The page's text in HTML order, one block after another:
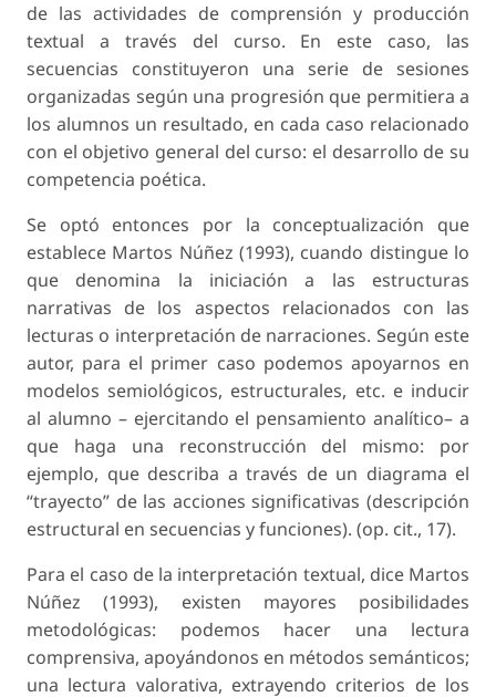
de las actividades de comprensión y producción
textual a través del curso. En este caso, las
secuencias constituyeron una serie de sesiones
organizadas según una progresión que permitiera a
los alumnos un resultado, en cada caso relacionado
con el objetivo general del curso: el desarrollo de su
competencia poética.
Se optó entonces por la conceptualización que
establece Martos Núñez (1993), cuando distingue lo
que denomina la iniciación a las estructuras
narrativas de los aspectos relacionados con las
lecturas o interpretación de narraciones. Según este
autor, para el primer caso podemos apoyarnos en
modelos semiológicos, estructurales, etc. e inducir
al alumno – ejercitando el pensamiento analítico– a
que haga una reconstrucción del mismo: por
ejemplo, que describa a través de un diagrama el
“trayecto” de las acciones significativas (descripción
estructural en secuencias y funciones). (op. cit., 17).
Para el caso de la interpretación textual, dice Martos
Núñez (1993), existen mayores posibilidades
metodológicas: podemos hacer una lectura
comprensiva, apoyándonos en métodos semánticos;
una lectura valorativa, extrayendo criterios de los